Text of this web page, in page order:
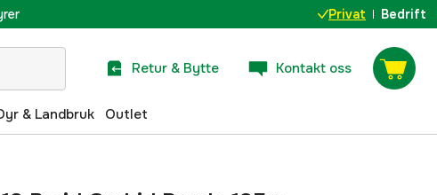
Privat Bedrift
Retur & Bytte Kontakt oss
& Landbruk Outlet